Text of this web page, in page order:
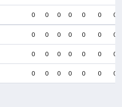
0 0 0 0 0 0 0
0 0 0 0 0 0 0
0 0 0 0 0 0 0
0 0 0 0 0 0 0